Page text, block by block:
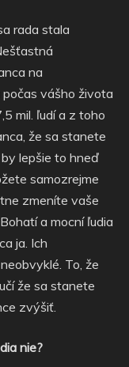
rada stala
na
počas vášho života
mil. ľudí a z toho
že sa stanete
lepšie to hneď
samozrejme
zmeníte vaše
a mocní ľudia
ja. Ich
To, že
že sa stanete
zvýšiť.
nie?